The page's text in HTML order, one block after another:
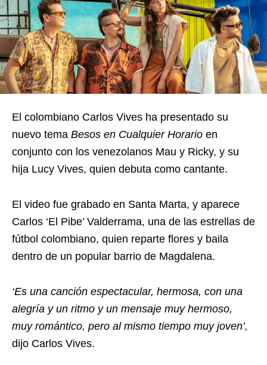
El colombiano Carlos Vives ha presentado su
nuevo tema Besos en Cualquier Horario en
conjunto con los venezolanos Mau y Ricky, y su
hija Lucy Vives, quien debuta como cantante.
El video fue grabado en Santa Marta, y aparece
Carlos ‘El Pibe’ Valderrama, una de las estrellas de
fútbol colombiano, quien reparte flores y baila
dentro de un popular barrio de Magdalena.
‘Es una canción espectacular, hermosa, con una
alegría y un ritmo y un mensaje muy hermoso,
muy romántico, pero al mismo tiempo muy joven’,
dijo Carlos Vives.